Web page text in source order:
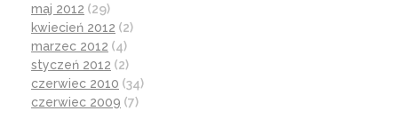
maj 2012 (29)
kwiecień 2012 (2)
marzec 2012 (4)
styczeń 2012 (2)
czerwiec 2010 (34)
czerwiec 2009 (7)